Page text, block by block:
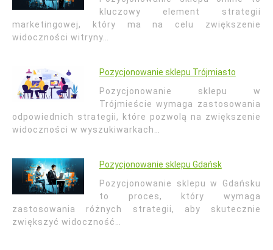
kluczowy element strategii
marketingowej, który ma na celu zwiększenie
widoczności witryny…
Pozycjonowanie sklepu Trójmiasto
Pozycjonowanie sklepu w
Trójmieście wymaga zastosowania
odpowiednich strategii, które pozwolą na zwiększenie
widoczności w wyszukiwarkach…
Pozycjonowanie sklepu Gdańsk
Pozycjonowanie sklepu w Gdańsku
to proces, który wymaga
zastosowania różnych strategii, aby skutecznie
zwiększyć widoczność…